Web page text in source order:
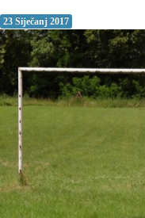
23 Siječanj 2017